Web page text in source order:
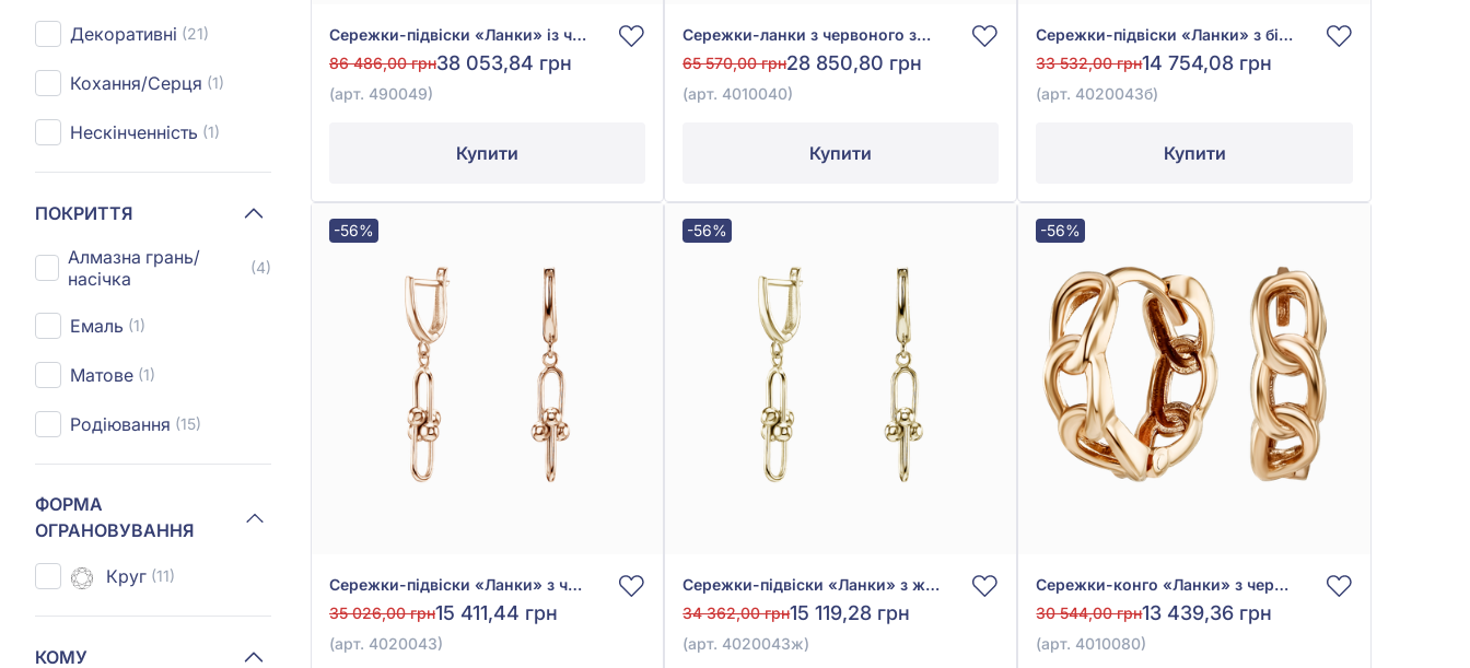
Декоративні (21)
Кохання/Серця (1)
Нескінченність (1)
ПОКРИТТЯ
Алмазна грань/
насічка
(4)
Емаль (1)
Матове (1)
Родіювання (15)
ФОРМА
ОГРАНОВУВАННЯ
Круг (11)
КОМУ
Сережки-підвіски «Ланки» із червоного золота 585° з фіанітом/куб.цирконієм, арт. 490049
86 486,00 грн38 053,84 грн
(арт. 490049)
Купити
Сережки-ланки з червоного золота 585°, без вставки, арт. 4010040
65 570,00 грн28 850,80 грн
(арт. 4010040)
Купити
Сережки-підвіски «Ланки» з білого золота 585°, без вставки, арт. 4020043б
33 532,00 грн14 754,08 грн
(арт. 4020043б)
Купити
-56%
Сережки-підвіски «Ланки» з червоного золота 585°, без вставки, арт. 4020043
35 026,00 грн15 411,44 грн
(арт. 4020043)
-56%
Сережки-підвіски «Ланки» з жовтого золота 585°, без вставки, арт. 4020043ж
34 362,00 грн15 119,28 грн
(арт. 4020043ж)
-56%
Сережки-конго «Ланки» з червоного золота 585°, без вставки, арт. 4010080
30 544,00 грн13 439,36 грн
(арт. 4010080)